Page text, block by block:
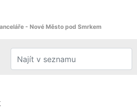
- Nové Město pod Smrkem